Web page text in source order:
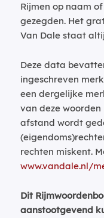
Rijmen op naam
gezegden. Het
Van Dale staat
Deze data
ingeschreven
een dergelijke
van deze
afstand wordt
rechten miskent.
www.vandale.nl/
Dit
aanstootgevend